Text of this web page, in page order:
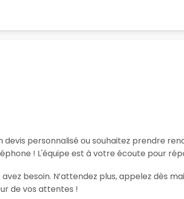
devis personnalisé ou souhaitez prendre
! L'équipe est à votre écoute pour
besoin. N’attendez plus, appelez dès
de vos attentes !